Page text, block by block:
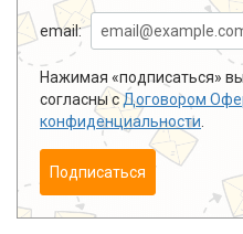
email:
Нажимая «подписаться»
согласны сДоговором
конфиденциальности
Подписаться